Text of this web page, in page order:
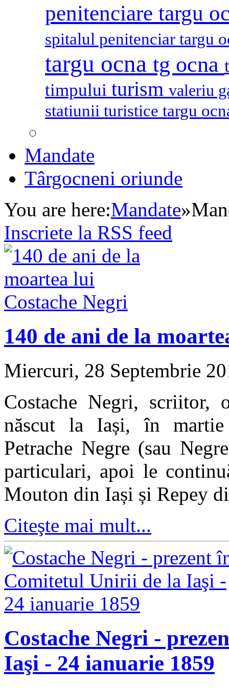
penitenciare targu
spitalul penitenciar targu
targu ocna tg ocna
timpului turism valeriu
statiunii turistice targu
Mandate
Târgocneni oriunde
You are here:Mandate»
Inscriete la RSS feed
140 de ani de la
Miercuri, 28 Septembrie
Costache Negri,
născut la Iași, în
Petrache Negre (sau
particulari, apoi le
Mouton din Iași și Repey
Citeşte mai mult...
Costache Negri -
Iaşi - 24 ianuarie 1859